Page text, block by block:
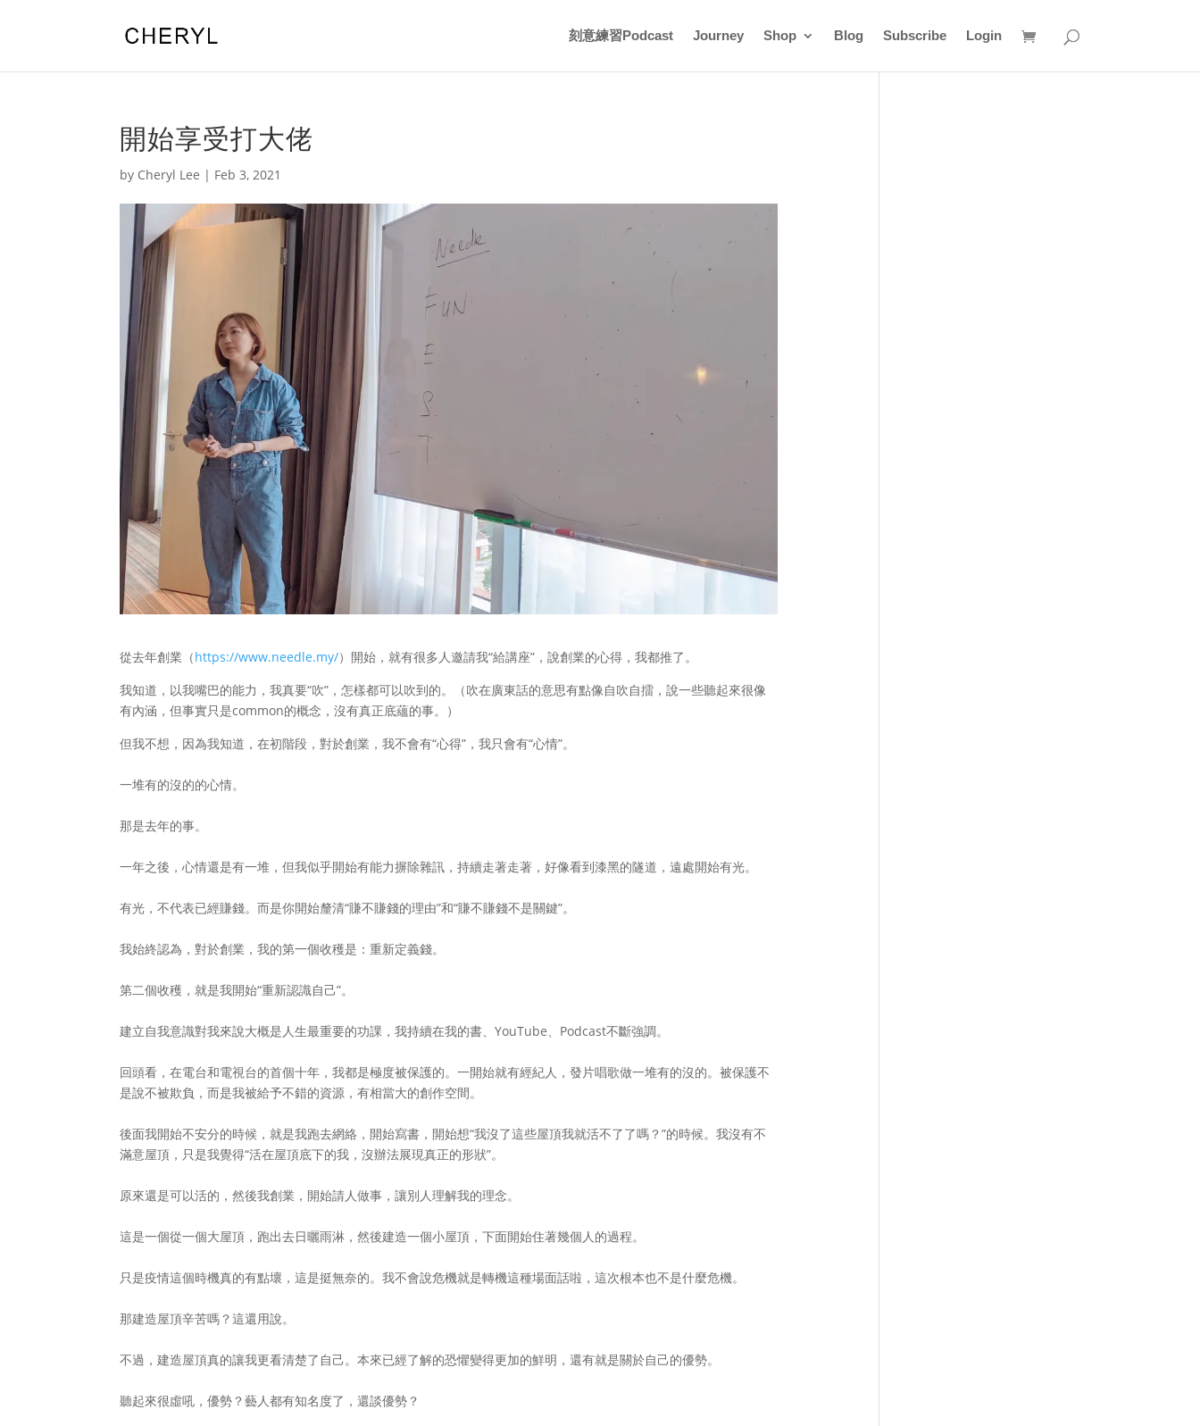
刻意練習Podcast Journey Shop Blog Subscribe Login
開始享受打大佬
by Cheryl Lee | Feb 3, 2021
從去年創業（https://www.needle.my/）開始，就有很多人邀請我“給講座”，說創業的心得，我都推了。
我知道，以我嘴巴的能力，我真要“吹”，怎樣都可以吹到的。（吹在廣東話的意思有點像自吹自擂，說一些聽起來很像
有內涵，但事實只是common的概念，沒有真正底蘊的事。）
但我不想，因為我知道，在初階段，對於創業，我不會有“心得”，我只會有“心情”。
一堆有的沒的的心情。
那是去年的事。
一年之後，心情還是有一堆，但我似乎開始有能力摒除雜訊，持續走著走著，好像看到漆黑的隧道，遠處開始有光。
有光，不代表已經賺錢。而是你開始釐清“賺不賺錢的理由”和“賺不賺錢不是關鍵”。
我始終認為，對於創業，我的第一個收穫是：重新定義錢。
第二個收穫，就是我開始“重新認識自己”。
建立自我意識對我來說大概是人生最重要的功課，我持續在我的書、YouTube、Podcast不斷強調。
回頭看，在電台和電視台的首個十年，我都是極度被保護的。一開始就有經紀人，發片唱歌做一堆有的沒的。被保護不
是說不被欺負，而是我被給予不錯的資源，有相當大的創作空間。
後面我開始不安分的時候，就是我跑去網絡，開始寫書，開始想“我沒了這些屋頂我就活不了了嗎？”的時候。我沒有不
滿意屋頂，只是我覺得“活在屋頂底下的我，沒辦法展現真正的形狀”。
原來還是可以活的，然後我創業，開始請人做事，讓別人理解我的理念。
這是一個從一個大屋頂，跑出去日曬雨淋，然後建造一個小屋頂，下面開始住著幾個人的過程。
只是疫情這個時機真的有點壞，這是挺無奈的。我不會說危機就是轉機這種場面話啦，這次根本也不是什麼危機。
那建造屋頂辛苦嗎？這還用說。
不過，建造屋頂真的讓我更看清楚了自己。本來已經了解的恐懼變得更加的鮮明，還有就是關於自己的優勢。
聽起來很虛吼，優勢？藝人都有知名度了，還談優勢？